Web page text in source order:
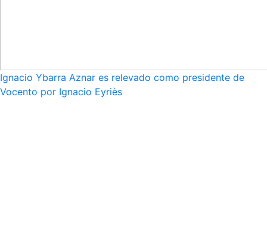
Ignacio Ybarra Aznar es relevado como presidente de
Vocento por Ignacio Eyriès